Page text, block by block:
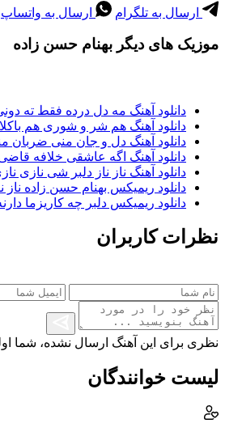
ارسال به تلگرام ارسال به واتساپ
موزیک های دیگر بهنام حسن زاده
دانلود آهنگ مه دل درده فقط ته
دانلود آهنگ هم شر و شوری هم
دانلود آهنگ دل و جان منی ضربان
دانلود آهنگ اگه عاشقی خلافه
دانلود آهنگ ناز ناز دلبر شی نازی
دانلود ریمیکس بهنام حسن زاده ناز
دانلود ریمیکس دلبر چه کاریزما
نظرات کاربران
نظری برای این آهنگ ارسال نشده، شما
لیست خوانندگان